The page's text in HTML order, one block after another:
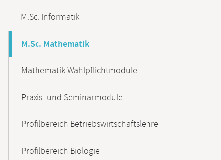
M.Sc. Informatik
M.Sc. Mathematik
Mathematik Wahlpflichtmodule
Praxis- und Seminarmodule
Profilbereich Betriebswirtschaftslehre
Profilbereich Biologie